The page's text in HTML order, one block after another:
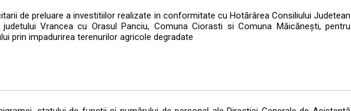
de preluare a investitiilor realizate in conformitate cu Hotărârea Consiliului Judetean
Vrancea cu Orasul Panciu, Comuna Ciorasti si Comuna Măicănești, pentru
prin impadurirea terenurilor agricole degradate